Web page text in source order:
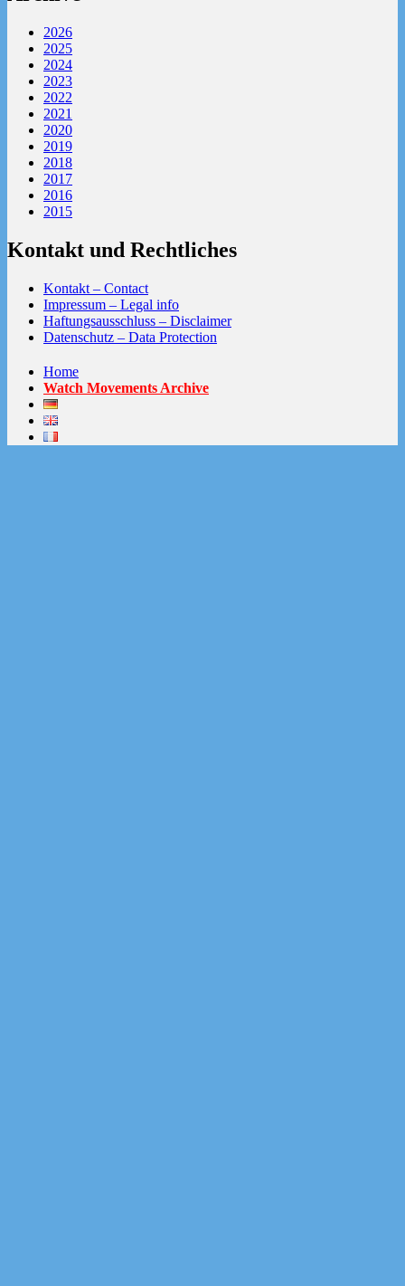
2026
2025
2024
2023
2022
2021
2020
2019
2018
2017
2016
2015
Kontakt und Rechtliches
Kontakt – Contact
Impressum – Legal info
Haftungsausschluss – Disclaimer
Datenschutz – Data Protection
Home
Watch Movements Archive